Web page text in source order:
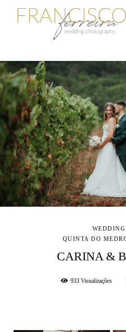
WEDDING
QUINTA DO
CARINA &
933Visualizações